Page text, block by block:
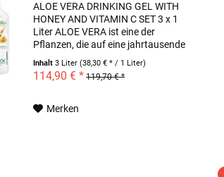
ALOE VERA DRINKING GEL WITH
HONEY AND VITAMIN C SET 3 x 1
Liter ALOE VERA ist eine der
Pflanzen, die auf eine jahrtausende
alte Tradition und Erfahrung
zurückblickt. Ob nun bei den alten
Ägyptern, den Atzteken, Columbus
Inhalt3 Liter(38,30 € * / 1 Liter)
114,90 € * 119,70 € *
Merken